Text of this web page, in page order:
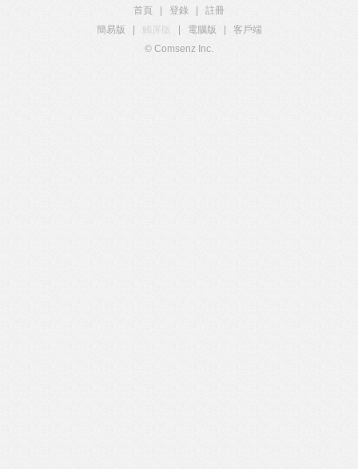
首頁 登錄
註冊
簡易版
觸屏版 電腦版
客戶端
© Comsenz Inc.